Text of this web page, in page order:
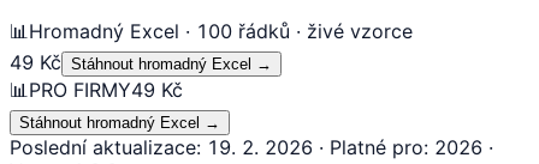
📊 Hromadný Excel · 100 řádků · živé vzorce
49 Kč Stáhnout hromadný Excel →
📊 PRO FIRMY49 Kč
Stáhnout hromadný Excel →
Poslední aktualizace: 19. 2. 2026 · Platné pro: 2026 ·